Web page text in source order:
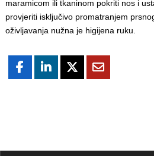
maramicom ili tkaninom pokriti nos i
provjeriti isključivo promatranjem
oživljavanja nužna je higijena ruku.